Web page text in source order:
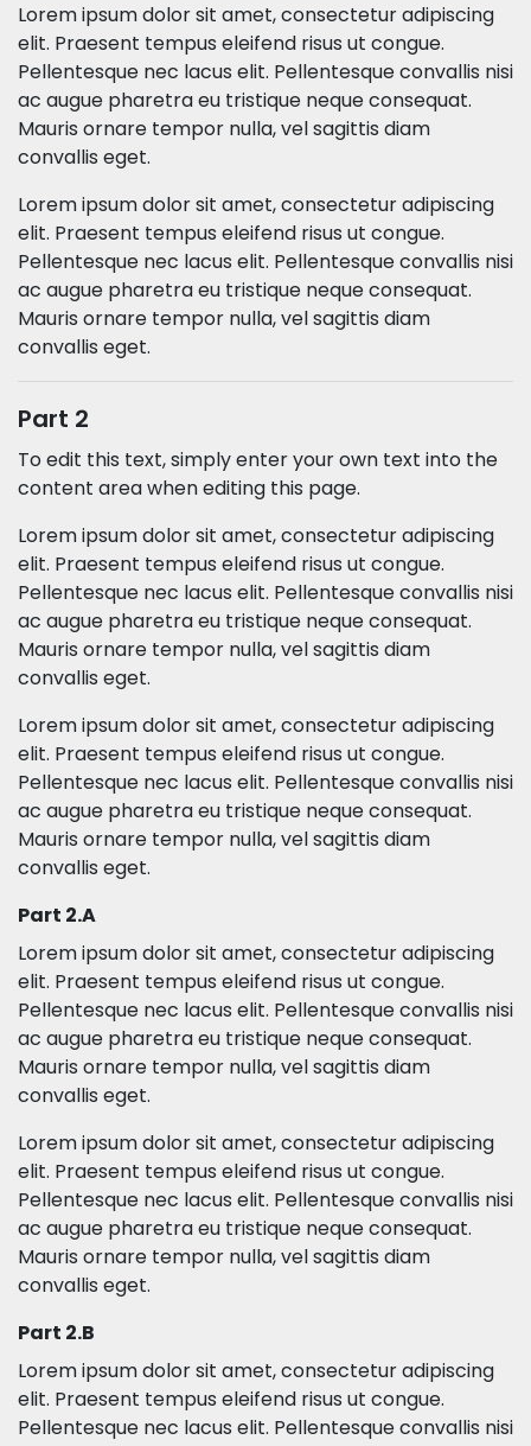
Lorem ipsum dolor sit amet, consectetur adipiscing
elit. Praesent tempus eleifend risus ut congue.
Pellentesque nec lacus elit. Pellentesque convallis nisi
ac augue pharetra eu tristique neque consequat.
Mauris ornare tempor nulla, vel sagittis diam
convallis eget.
Lorem ipsum dolor sit amet, consectetur adipiscing
elit. Praesent tempus eleifend risus ut congue.
Pellentesque nec lacus elit. Pellentesque convallis nisi
ac augue pharetra eu tristique neque consequat.
Mauris ornare tempor nulla, vel sagittis diam
convallis eget.
Part 2
To edit this text, simply enter your own text into the
content area when editing this page.
Lorem ipsum dolor sit amet, consectetur adipiscing
elit. Praesent tempus eleifend risus ut congue.
Pellentesque nec lacus elit. Pellentesque convallis nisi
ac augue pharetra eu tristique neque consequat.
Mauris ornare tempor nulla, vel sagittis diam
convallis eget.
Lorem ipsum dolor sit amet, consectetur adipiscing
elit. Praesent tempus eleifend risus ut congue.
Pellentesque nec lacus elit. Pellentesque convallis nisi
ac augue pharetra eu tristique neque consequat.
Mauris ornare tempor nulla, vel sagittis diam
convallis eget.
Part 2.A
Lorem ipsum dolor sit amet, consectetur adipiscing
elit. Praesent tempus eleifend risus ut congue.
Pellentesque nec lacus elit. Pellentesque convallis nisi
ac augue pharetra eu tristique neque consequat.
Mauris ornare tempor nulla, vel sagittis diam
convallis eget.
Lorem ipsum dolor sit amet, consectetur adipiscing
elit. Praesent tempus eleifend risus ut congue.
Pellentesque nec lacus elit. Pellentesque convallis nisi
ac augue pharetra eu tristique neque consequat.
Mauris ornare tempor nulla, vel sagittis diam
convallis eget.
Part 2.B
Lorem ipsum dolor sit amet, consectetur adipiscing
elit. Praesent tempus eleifend risus ut congue.
Pellentesque nec lacus elit. Pellentesque convallis nisi